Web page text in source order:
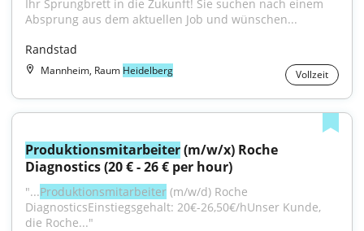
Ihr Sprungbrett in die Zukunft! Sie suchen nach einem
Absprung aus dem aktuellen Job und wünschen...
Randstad
Mannheim, Raum Heidelberg Vollzeit
Produktionsmitarbeiter (m/w/x) Roche
Diagnostics (20 € - 26 € per hour)
"...Produktionsmitarbeiter (m/w/d) Roche
DiagnosticsEinstiegsgehalt: 20€-26,50€/hUnser Kunde,
die Roche..."